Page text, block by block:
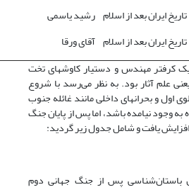
تاریخ ایران بعد از اسلام
تاریخ ایران بعد از اسلام
رشید یاسمی
آقای ورقا
کرفتر مهندس و دستیار کاوشهای تخت
علم آثار بود. به نظر می‌رسد با شروع
اول و بحرانهای داخلی مانند غائله جنوب
به وجود نیامده باشد، اما پس از پایان جنگ
پس از جنگ جهانی دوم